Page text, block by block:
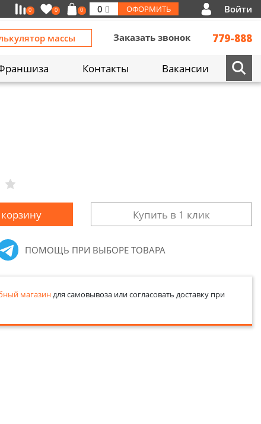
0 0 0 0 ОФОРМИТЬ Войти
массы Заказать звонок 779-888
Контакты Вакансии
Купить в 1 клик
ПОМОЩЬ ПРИ ВЫБОРЕ ТОВАРА
магазиндля самовывоза или согласовать доставку при